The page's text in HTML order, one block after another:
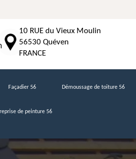
10 RUE du Vieux Moulin
56530 Quéven
FRANCE
Façadier 56 Démoussage de toiture 56
de peinture 56